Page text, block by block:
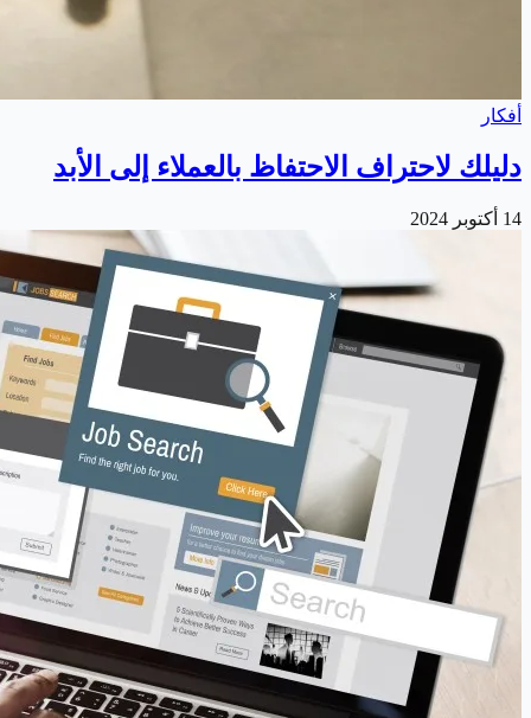
أفكار
دليلك لاحتراف الاحتفاظ بالعملاء إلى الأبد
14 أكتوبر 2024